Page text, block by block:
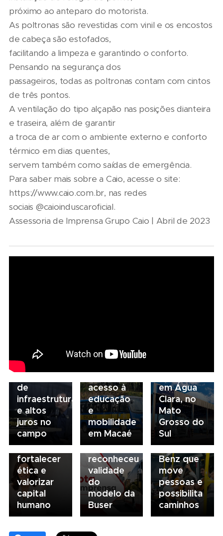
próximo ao anteparo do motorista.
As poltronas são revestidas com vinil e os encostos
de cabeça são estofados,
facilitando a limpeza e garantindo o conforto.
Pensando na segurança dos
passageiros, todas as poltronas contam com cintos
de três pontos.
A ventilação do tipo alçapão nas posições dianteira
e traseira, além de garantir
a troca de ar com o ambiente externo e conforto
térmico em dias quentes,
servem também como saídas de emergência.
Para saber mais sobre a Caio, acesse o site:
https://www.caio.com.br, nas redes
sociais @caioinduscaroficial.
Assessoria de Imprensa Grupo Caio | Abril de 2023
da FAESP
alerta para
gargalos
de
infraestrutura
e altos
juros no
campo
da frota
fortalece
acesso à
educação
e
mobilidade
em Macaé
concessionária
em Água
Clara, no
Mato
Grosso do
Sul
03/08/2026
Governança
transporte:
BRT
Sorocaba
utiliza
compliance
para
fortalecer
ética e
valorizar
capital
humano
03/08/2026
Sindicato
esclarece
que STF
não
reconheceu
validade
do
modelo da
Buser
03/08/2026
Mobilidade
para
todos: o
ônibus
Mercedes-
Benz que
move
pessoas e
possibilita
caminhos